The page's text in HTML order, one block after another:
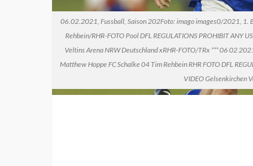
06.02.2021, Fussball, Saison 202Foto: imago images0/2021, 1.
Rehbein/RHR-FOTO Pool DFL REGULATIONS PROHIBIT ANY
Veltins Arena NRW Deutschland xRHR-FOTO/TRx *** 06 02
Matthew Hoppe FC Schalke 04 Tim Rehbein RHR FOTO DFL
VIDEO Gelsenkirchen